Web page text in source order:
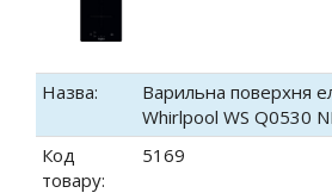
Назва:
Варильна поверхня
Whirlpool WS Q0530
Код
товару:
5169